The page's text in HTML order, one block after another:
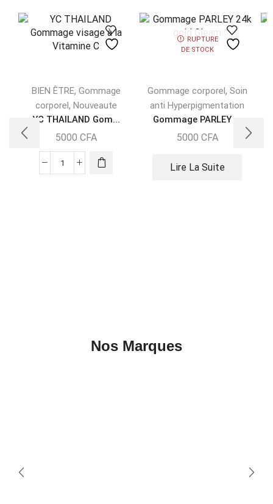
BIEN ÊTRE, Gommage
corporel, Nouveaute
YC THAILAND Gom...
5000 CFA
RUPTURE
DE STOCK
Gommage corporel, Soin
anti Hyperpigmentation
Gommage PARLEY ...
5000 CFA
Lire La Suite
Nos Marques